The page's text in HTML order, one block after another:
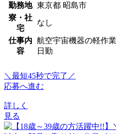
勤務地 東京都 昭島市
寮・社
宅
なし
仕事内
容
航空宇宙機器の軽作
日勤
＼最短45秒で完了／
応募へ進む
詳しく
見る